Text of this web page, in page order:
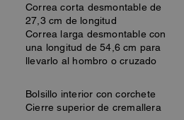
Correa corta desmontable de
27,3 cm de longitud
Correa larga desmontable con
una longitud de 54,6 cm para
llevarlo al hombro o cruzado
Bolsillo interior con corchete
Cierre superior de cremallera